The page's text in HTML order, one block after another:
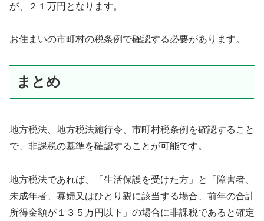
が、２１万円となります。
お住まいの市町村の税条例で確認する必要があります。
まとめ
地方税法、地方税法施行令、市町村税条例を確認すること
で、非課税の基準を確認することが可能です。
地方税法であれば、「生活保護を受けた方」と「障害者、
未成年者、寡婦又はひとり親に該当する場合、前年の合計
所得金額が１３５万円以下」の場合に非課税であると確定